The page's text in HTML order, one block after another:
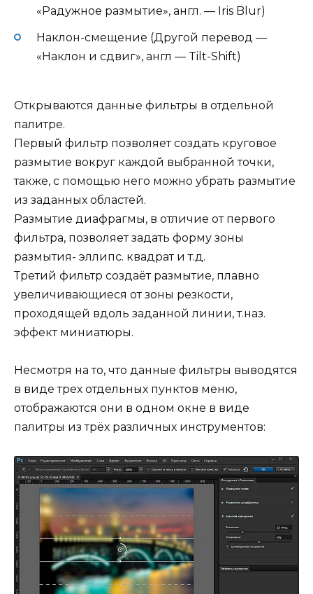
«Радужное размытие», англ. — Iris Blur)
Наклон-смещение (Другой перевод —
«Наклон и сдвиг», англ — Tilt-Shift)
Открываются данные фильтры в отдельной
палитре.
Первый фильтр позволяет создать круговое
размытие вокруг каждой выбранной точки,
также, с помощью него можно убрать размытие
из заданных областей.
Размытие диафрагмы, в отличие от первого
фильтра, позволяет задать форму зоны
размытия- эллипс. квадрат и т.д.
Третий фильтр создаёт размытие, плавно
увеличивающиеся от зоны резкости,
проходящей вдоль заданной линии, т.наз.
эффект миниатюры.
Несмотря на то, что данные фильтры выводятся
в виде трех отдельных пунктов меню,
отображаются они в одном окне в виде
палитры из трёх различных инструментов: